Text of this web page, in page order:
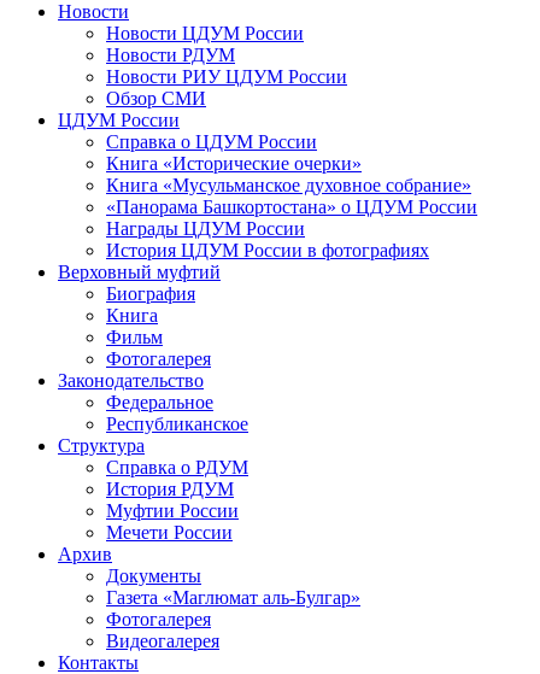
Новости
Новости ЦДУМ России
Новости РДУМ
Новости РИУ ЦДУМ России
Обзор СМИ
ЦДУМ России
Справка о ЦДУМ России
Книга «Исторические очерки»
Книга «Мусульманское духовное собрание»
«Панорама Башкортостана» о ЦДУМ России
Награды ЦДУМ России
История ЦДУМ России в фотографиях
Верховный муфтий
Биография
Книга
Фильм
Фотогалерея
Законодательство
Федеральное
Республиканское
Структура
Справка о РДУМ
История РДУМ
Муфтии России
Мечети России
Архив
Документы
Газета «Маглюмат аль-Булгар»
Фотогалерея
Видеогалерея
Контакты